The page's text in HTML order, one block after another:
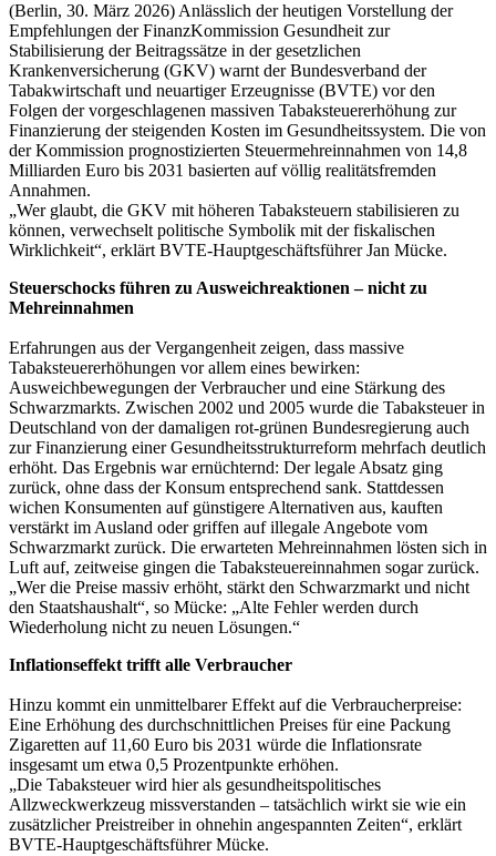
(Berlin, 30. März 2026) Anlässlich der heutigen Vorstellung der
Empfehlungen der FinanzKommission Gesundheit zur
Stabilisierung der Beitragssätze in der gesetzlichen
Krankenversicherung (GKV) warnt der Bundesverband der
Tabakwirtschaft und neuartiger Erzeugnisse (BVTE) vor den
Folgen der vorgeschlagenen massiven Tabaksteuererhöhung zur
Finanzierung der steigenden Kosten im Gesundheitssystem. Die von
der Kommission prognostizierten Steuermehreinnahmen von 14,8
Milliarden Euro bis 2031 basierten auf völlig realitätsfremden
Annahmen.
„Wer glaubt, die GKV mit höheren Tabaksteuern stabilisieren zu
können, verwechselt politische Symbolik mit der fiskalischen
Wirklichkeit“, erklärt BVTE-Hauptgeschäftsführer Jan Mücke.
Steuerschocks führen zu Ausweichreaktionen – nicht zu
Mehreinnahmen
Erfahrungen aus der Vergangenheit zeigen, dass massive
Tabaksteuererhöhungen vor allem eines bewirken:
Ausweichbewegungen der Verbraucher und eine Stärkung des
Schwarzmarkts. Zwischen 2002 und 2005 wurde die Tabaksteuer in
Deutschland von der damaligen rot-grünen Bundesregierung auch
zur Finanzierung einer Gesundheitsstrukturreform mehrfach deutlich
erhöht. Das Ergebnis war ernüchternd: Der legale Absatz ging
zurück, ohne dass der Konsum entsprechend sank. Stattdessen
wichen Konsumenten auf günstigere Alternativen aus, kauften
verstärkt im Ausland oder griffen auf illegale Angebote vom
Schwarzmarkt zurück. Die erwarteten Mehreinnahmen lösten sich in
Luft auf, zeitweise gingen die Tabaksteuereinnahmen sogar zurück.
„Wer die Preise massiv erhöht, stärkt den Schwarzmarkt und nicht
den Staatshaushalt“, so Mücke: „Alte Fehler werden durch
Wiederholung nicht zu neuen Lösungen.“
Inflationseffekt trifft alle Verbraucher
Hinzu kommt ein unmittelbarer Effekt auf die Verbraucherpreise:
Eine Erhöhung des durchschnittlichen Preises für eine Packung
Zigaretten auf 11,60 Euro bis 2031 würde die Inflationsrate
insgesamt um etwa 0,5 Prozentpunkte erhöhen.
„Die Tabaksteuer wird hier als gesundheitspolitisches
Allzweckwerkzeug missverstanden – tatsächlich wirkt sie wie ein
zusätzlicher Preistreiber in ohnehin angespannten Zeiten“, erklärt
BVTE-Hauptgeschäftsführer Mücke.